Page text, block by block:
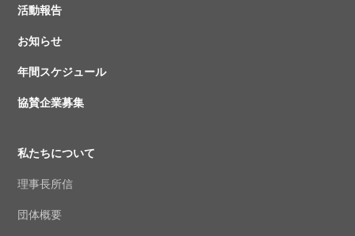
活動報告
お知らせ
年間スケジュール
協賛企業募集
私たちについて
理事長所信
団体概要